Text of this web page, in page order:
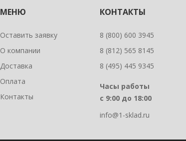
МЕНЮ
Оставить заявку
О компании
Доставка
Оплата
Контакты
КОНТАКТЫ
8 (800) 600 3945
8 (812) 565 8145
8 (495) 445 9345
Часы работы
с 9:00 до 18:00
info@1-sklad.ru